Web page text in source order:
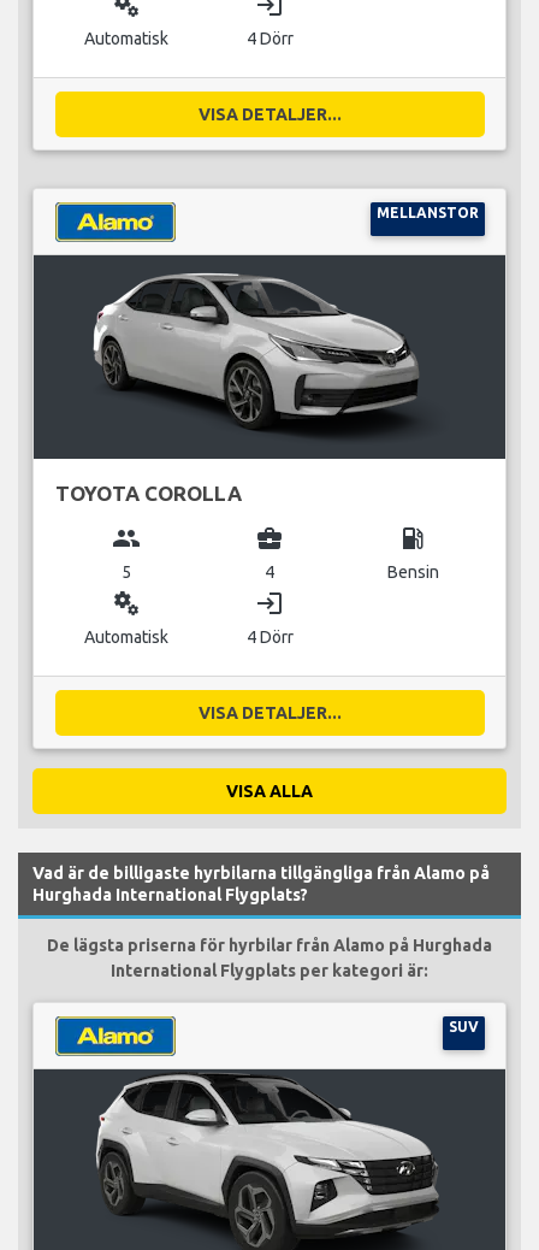
Automatisk 4 Dörr
VISA DETALJER...
MELLANSTOR
TOYOTA COROLLA
group
5
business_center
4
local_gas_station
Bensin
miscellaneous_services
Automatisk
login
4 Dörr
VISA DETALJER...
VISA ALLA
Vad är de billigaste hyrbilarna tillgängliga från Alamo på
Hurghada International Flygplats?
De lägsta priserna för hyrbilar från Alamo på Hurghada
International Flygplats per kategori är:
SUV